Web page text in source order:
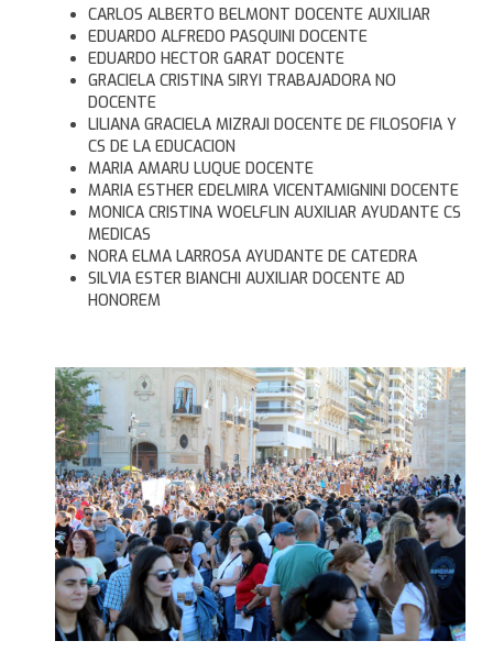
CARLOS ALBERTO BELMONT DOCENTE AUXILIAR
EDUARDO ALFREDO PASQUINI DOCENTE
EDUARDO HECTOR GARAT DOCENTE
GRACIELA CRISTINA SIRYI TRABAJADORA NO
DOCENTE
LILIANA GRACIELA MIZRAJI DOCENTE DE FILOSOFIA Y
CS DE LA EDUCACION
MARIA AMARU LUQUE DOCENTE
MARIA ESTHER EDELMIRA VICENTAMIGNINI DOCENTE
MONICA CRISTINA WOELFLIN AUXILIAR AYUDANTE CS
MEDICAS
NORA ELMA LARROSA AYUDANTE DE CATEDRA
SILVIA ESTER BIANCHI AUXILIAR DOCENTE AD
HONOREM